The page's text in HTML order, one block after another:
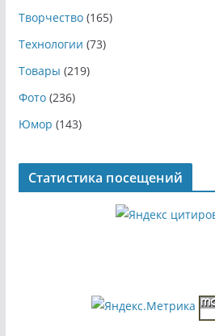
Творчество(165)
Технологии (73)
Товары (219)
Фото(236)
Юмор (143)
Статистика посещений